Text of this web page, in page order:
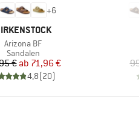
+6
Artikel
Arizona BF
Produktgruppe
Sandalen
Preis
€ reduzierter Preis
ab 71,96 €
4,8(20)